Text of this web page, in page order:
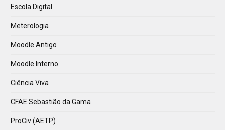
Escola Digital
Meterologia
Moodle Antigo
Moodle Interno
Ciência Viva
CFAE Sebastião da Gama
ProCiv (AETP)